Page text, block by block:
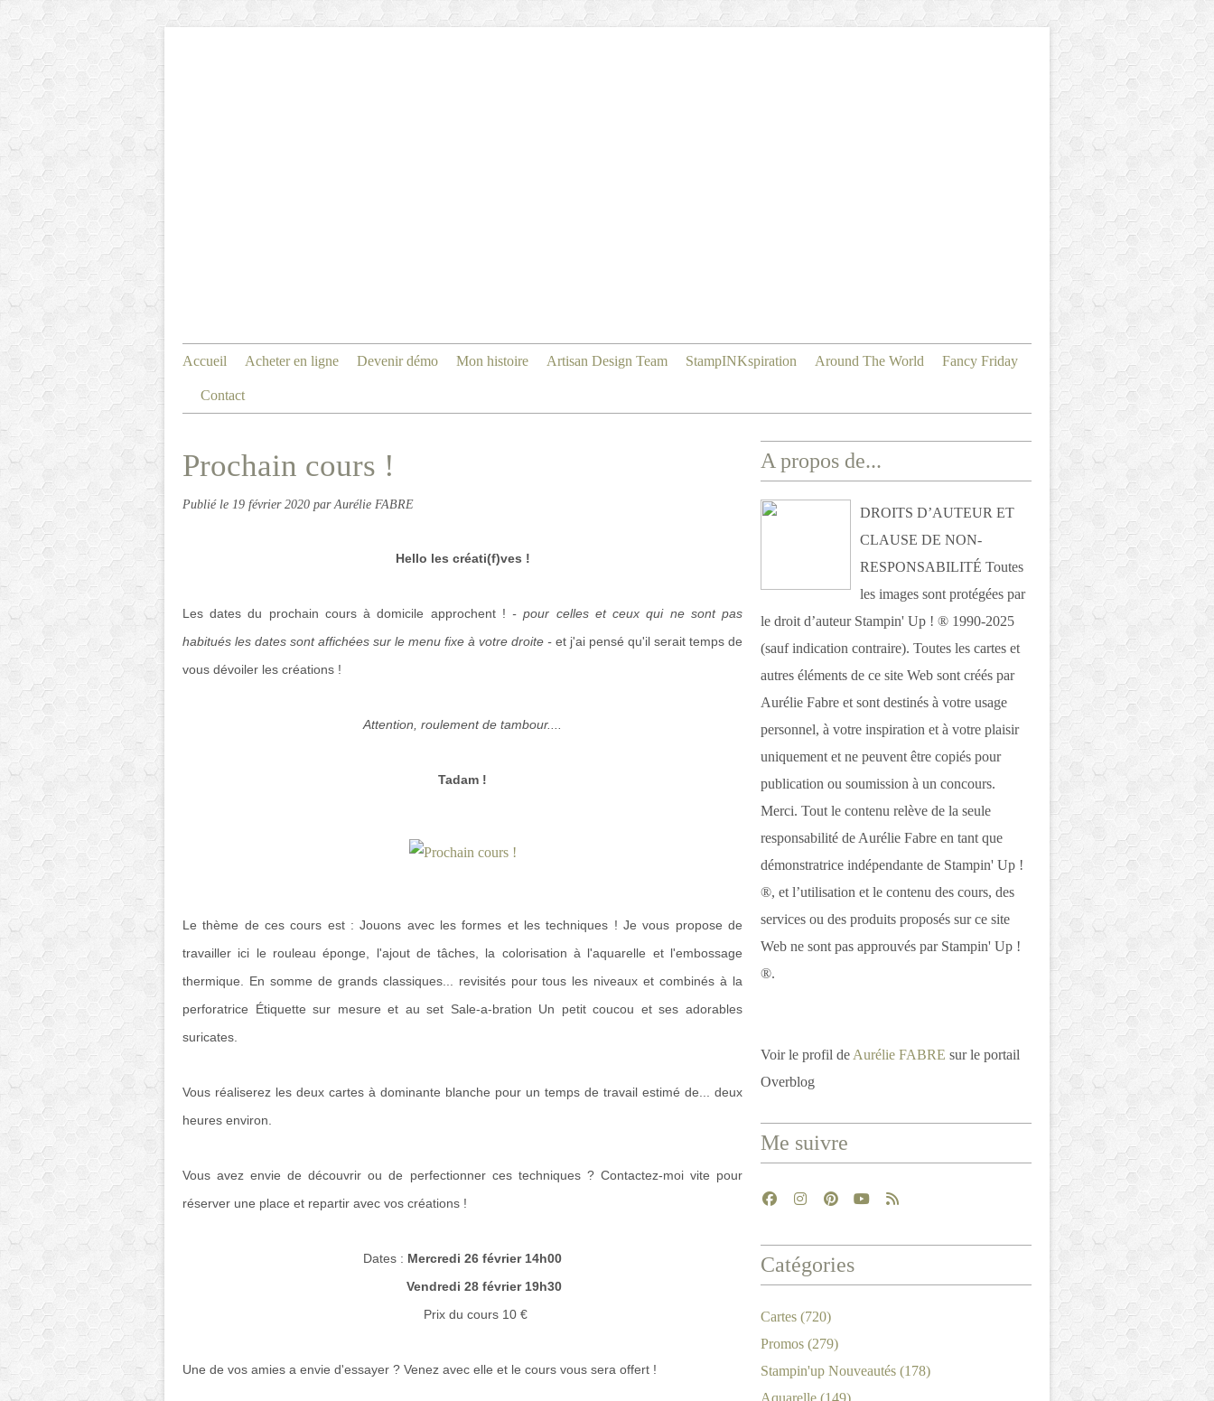
Accueil Acheter en ligne Devenir démo Mon histoire Artisan Design Team StampINKspiration Around The World Fancy Friday
Contact
Prochain cours !
Publié le 19 février 2020 par Aurélie FABRE
Hello les créati(f)ves !
Les dates du prochain cours à domicile approchent !- pour celles et ceux qui ne sont pas
habitués les dates sont affichées sur le menu fixe à votre droite - et j'ai pensé qu'il serait temps de
vous dévoiler les créations !
Attention, roulement de tambour....
Tadam !
Le thème de ces cours est : Jouons avec les formes et les techniques ! Je vous propose de
travailler ici le rouleau éponge, l'ajout de tâches, la colorisation à l'aquarelle et l'embossage
thermique. En somme de grands classiques... revisités pour tous les niveaux et combinés à la
perforatrice Étiquette sur mesure et au set Sale-a-bration Un petit coucou et ses adorables
suricates.
Vous réaliserez les deux cartes à dominante blanche pour un temps de travail estimé de... deux
heures environ.
Vous avez envie de découvrir ou de perfectionner ces techniques ? Contactez-moi vite pour
réserver une place et repartir avec vos créations !
Dates : Mercredi 26 février 14h00
Vendredi 28 février 19h30
Prix du cours 10 €
Une de vos amies a envie d'essayer ? Venez avec elle et le cours vous sera offert !
A propos de...
DROITS D’AUTEUR ET
CLAUSE DE NON-
RESPONSABILITÉ Toutes
les images sont protégées par
le droit d’auteur Stampin' Up ! ® 1990-2025
(sauf indication contraire). Toutes les cartes et
autres éléments de ce site Web sont créés par
Aurélie Fabre et sont destinés à votre usage
personnel, à votre inspiration et à votre plaisir
uniquement et ne peuvent être copiés pour
publication ou soumission à un concours.
Merci. Tout le contenu relève de la seule
responsabilité de Aurélie Fabre en tant que
démonstratrice indépendante de Stampin' Up !
®, et l’utilisation et le contenu des cours, des
services ou des produits proposés sur ce site
Web ne sont pas approuvés par Stampin' Up !
®.
Voir le profil de Aurélie FABRE sur le portail
Overblog
Me suivre
Catégories
Cartes (720)
Promos (279)
Stampin'up Nouveautés (178)
Aquarelle (149)